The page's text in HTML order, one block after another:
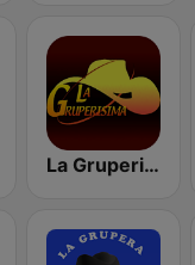
La Gruperisima